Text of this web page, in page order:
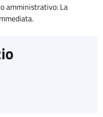
amministrativo: La